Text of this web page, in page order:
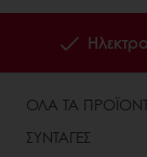
ΟΛΑ ΤΑ
ΣΥΝΤΑΓΕΣ